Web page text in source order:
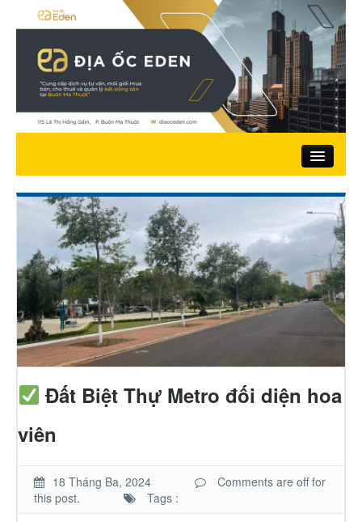
Trang chủ
Giới thiệu
Nhà đất bán
Đất ở
Chung cư
Trang trại – Kho – Xưởng
Đất Biệt Thự Metro đối diện hoa
viên
18 Tháng Ba, 2024
Comments are off for
this post.
Tags :